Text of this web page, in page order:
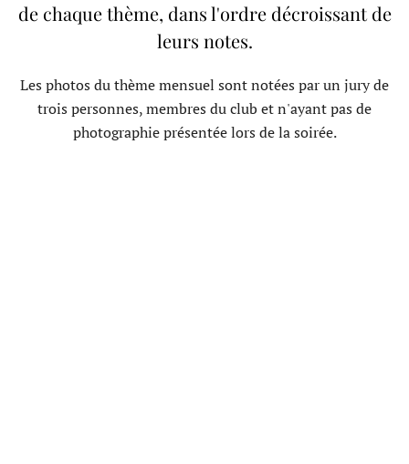
de chaque thème, dans l'ordre décroissant de
leurs notes.
Les photos du thème mensuel sont notées par un jury de
trois personnes, membres du club et n'ayant pas de
photographie présentée lors de la soirée.